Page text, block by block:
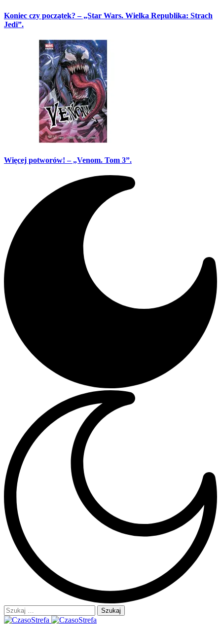
Koniec czy początek? – „Star Wars. Wielka Republika: Strach
Jedi”.
Więcej potworów! – „Venom. Tom 3”.
Szukaj: